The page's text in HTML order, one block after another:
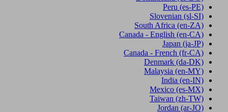
Peru (es-PE)
Slovenian (sl-SI)
South Africa (en-ZA)
Canada - English (en-CA)
Japan (ja-JP)
Canada - French (fr-CA)
Denmark (da-DK)
Malaysia (en-MY)
India (en-IN)
Mexico (es-MX)
Taiwan (zh-TW)
Jordan (ar-JO)